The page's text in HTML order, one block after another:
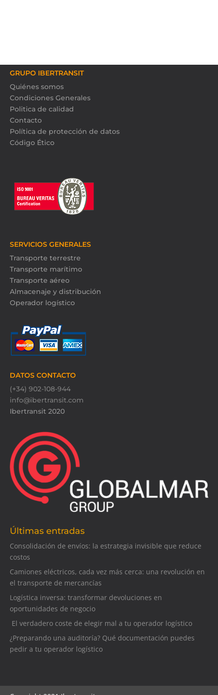
GRUPO IBERTRANSIT
Quiénes somos
Condiciones Generales
Politica de calidad
Contacto
Política de protección de datos
Código Ético
SERVICIOS GENERALES
Transporte terrestre
Transporte marítimo
Transporte aéreo
Almacenaje y distribución
Operador logístico
DATOS CONTACTO
(+34) 902-108-944
info@ibertransit.com
Ibertransit 2020
Últimas entradas
Consolidación de envíos: la estrategia invisible que reduce
costos
Camiones eléctricos, cada vez más cerca: una revolución en
el transporte de mercancías
Logística inversa: transformar devoluciones en
oportunidades de negocio
El verdadero coste de elegir mal a tu operador logístico
¿Preparando una auditoría? Qué documentación puedes
pedir a tu operador logístico